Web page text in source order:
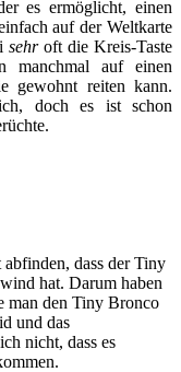
es ermöglicht, einen
auf der Weltkarte
sehroft die Kreis-Taste
manchmal auf einen
gewohnt reiten kann.
doch es ist schon
dass der Tiny
hat. Darum haben
man den Tiny Bronco
und das
nicht, dass es